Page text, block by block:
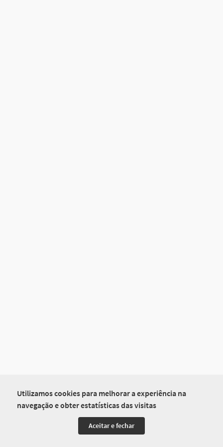
Utilizamos cookies para melhorar a experiência na
navegação e obter estatísticas das visitas
Aceitar e fechar